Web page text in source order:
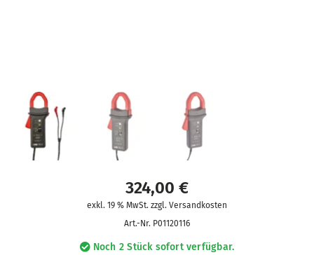
324,00 €
exkl. 19 % MwSt. zzgl. Versandkosten
Art.-Nr. P01120116
Noch 2 Stück sofort verfügbar.